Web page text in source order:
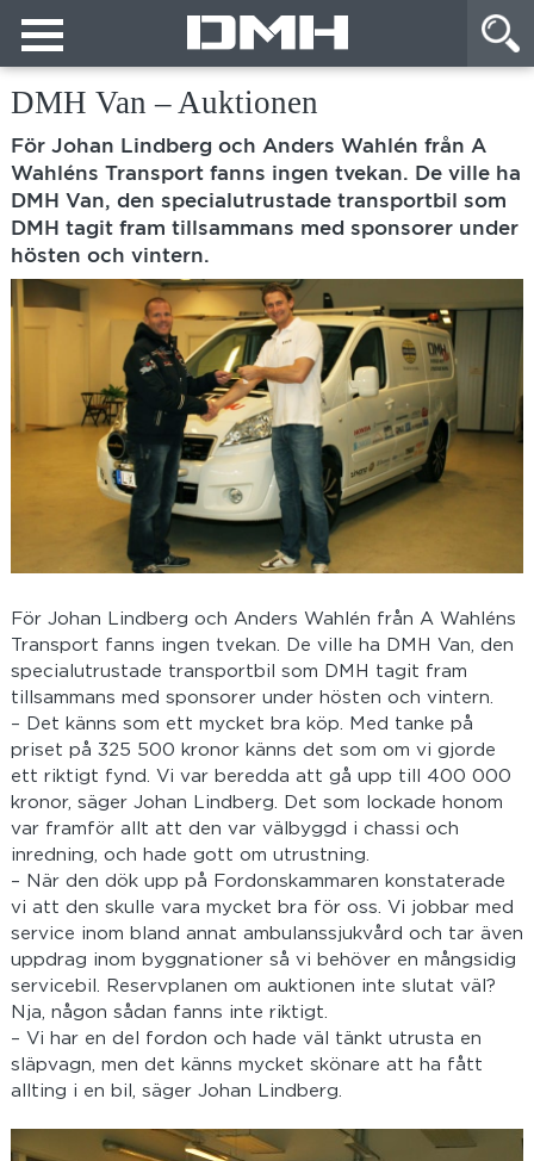
DMH Van – Auktionen
För Johan Lindberg och Anders Wahlén från A
Wahléns Transport fanns ingen tvekan. De ville ha
DMH Van, den specialutrustade transportbil som
DMH tagit fram tillsammans med sponsorer under
hösten och vintern.
För Johan Lindberg och Anders Wahlén från A Wahléns
Transport fanns ingen tvekan. De ville ha DMH Van, den
specialutrustade transportbil som DMH tagit fram
tillsammans med sponsorer under hösten och vintern.
– Det känns som ett mycket bra köp. Med tanke på
priset på 325 500 kronor känns det som om vi gjorde
ett riktigt fynd. Vi var beredda att gå upp till 400 000
kronor, säger Johan Lindberg. Det som lockade honom
var framför allt att den var välbyggd i chassi och
inredning, och hade gott om utrustning.
– När den dök upp på Fordonskammaren konstaterade
vi att den skulle vara mycket bra för oss. Vi jobbar med
service inom bland annat ambulanssjukvård och tar även
uppdrag inom byggnationer så vi behöver en mångsidig
servicebil. Reservplanen om auktionen inte slutat väl?
Nja, någon sådan fanns inte riktigt.
– Vi har en del fordon och hade väl tänkt utrusta en
släpvagn, men det känns mycket skönare att ha fått
allting i en bil, säger Johan Lindberg.